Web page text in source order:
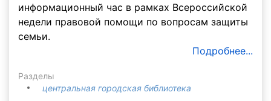
информационный час в рамках Всероссийской
недели правовой помощи по вопросам защиты
семьи.
Подробнее...
Разделы
центральная городская библиотека